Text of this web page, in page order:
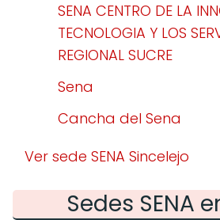
SENA CENTRO DE LA
TECNOLOGIA Y LOS
REGIONAL SUCRE
Sena
Cancha del Sena
Ver sede SENA Sincelejo
Sedes SENA